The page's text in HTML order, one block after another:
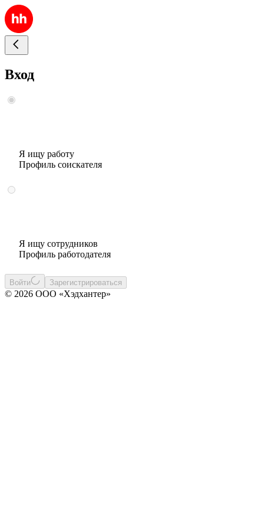
Вход
Я ищу работу
Профиль соискателя
Я ищу сотрудников
Профиль работодателя
Войти Зарегистрироваться
© 2026 ООО «Хэдхантер»